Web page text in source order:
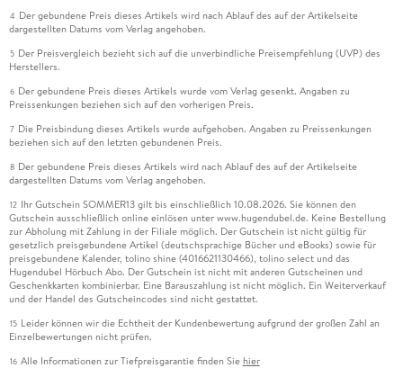
4 Der gebundene Preis dieses Artikels wird nach Ablauf des auf der Artikelseite
dargestellten Datums vom Verlag angehoben.
5 Der Preisvergleich bezieht sich auf die unverbindliche Preisempfehlung (UVP) des
Herstellers.
6 Der gebundene Preis dieses Artikels wurde vom Verlag gesenkt. Angaben zu
Preissenkungen beziehen sich auf den vorherigen Preis.
7 Die Preisbindung dieses Artikels wurde aufgehoben. Angaben zu Preissenkungen
beziehen sich auf den letzten gebundenen Preis.
8 Der gebundene Preis dieses Artikels wird nach Ablauf des auf der Artikelseite
dargestellten Datums vom Verlag angehoben.
12 Ihr Gutschein SOMMER13 gilt bis einschließlich 10.08.2026. Sie können den
Gutschein ausschließlich online einlösen unter www.hugendubel.de. Keine Bestellung
zur Abholung mit Zahlung in der Filiale möglich. Der Gutschein ist nicht gültig für
gesetzlich preisgebundene Artikel (deutschsprachige Bücher und eBooks) sowie für
preisgebundene Kalender, tolino shine (4016621130466), tolino select und das
Hugendubel Hörbuch Abo. Der Gutschein ist nicht mit anderen Gutscheinen und
Geschenkkarten kombinierbar. Eine Barauszahlung ist nicht möglich. Ein Weiterverkauf
und der Handel des Gutscheincodes sind nicht gestattet.
15 Leider können wir die Echtheit der Kundenbewertung aufgrund der großen Zahl an
Einzelbewertungen nicht prüfen.
16 Alle Informationen zur Tiefpreisgarantie finden Sie hier